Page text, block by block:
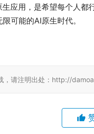
应用，是希望每个人
可能的AI原生时代。
，请注明出处：http://